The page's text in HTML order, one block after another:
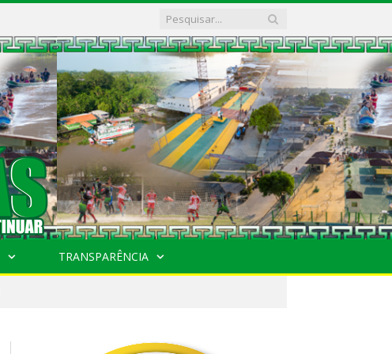
TRANSPARÊNCIA